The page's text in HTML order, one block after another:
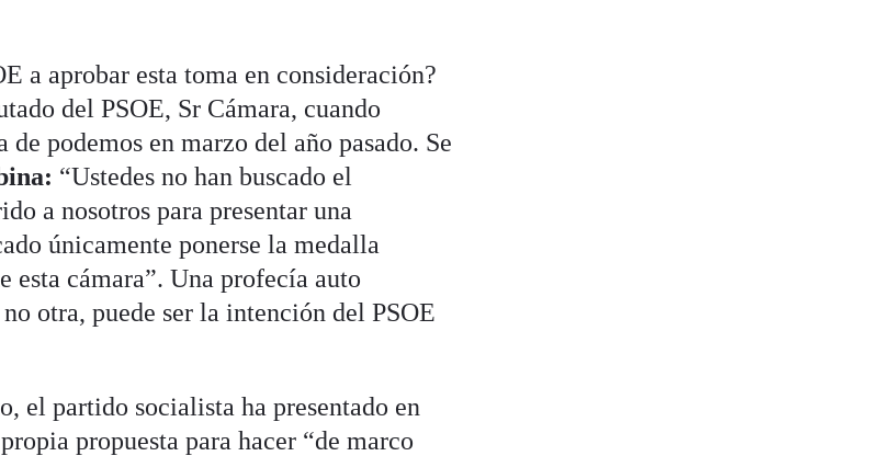
a aprobar esta toma en consideración?
del PSOE, Sr Cámara, cuando
podemos en marzo del año pasado. Se
“Ustedes no han buscado el
a nosotros para presentar una
únicamente ponerse la medalla
esta cámara”. Una profecía auto
otra, puede ser la intención del PSOE
el partido socialista ha presentado en
propuesta para hacer “de marco